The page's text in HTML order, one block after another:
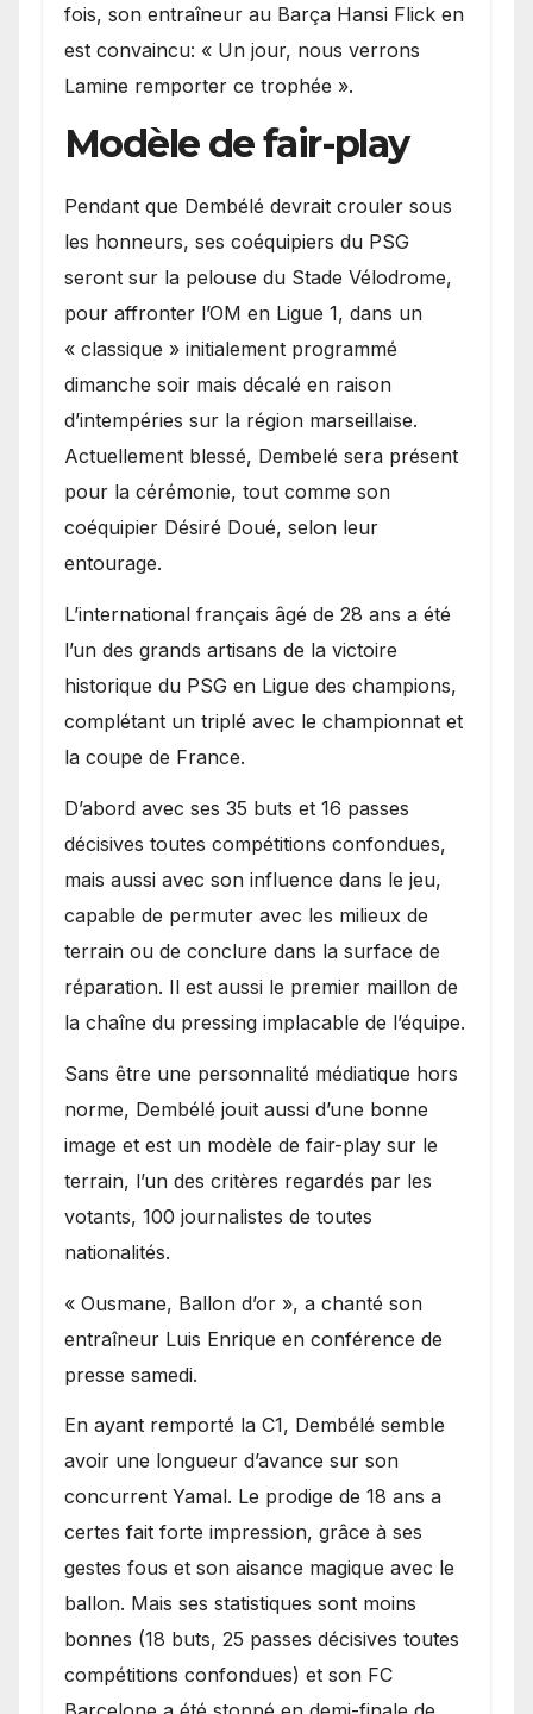
fois, son entraîneur au Barça Hansi Flick en
est convaincu: « Un jour, nous verrons
Lamine remporter ce trophée ».
Modèle de fair-play
Pendant que Dembélé devrait crouler sous
les honneurs, ses coéquipiers du PSG
seront sur la pelouse du Stade Vélodrome,
pour affronter l’OM en Ligue 1, dans un
« classique » initialement programmé
dimanche soir mais décalé en raison
d’intempéries sur la région marseillaise.
Actuellement blessé, Dembelé sera présent
pour la cérémonie, tout comme son
coéquipier Désiré Doué, selon leur
entourage.
L’international français âgé de 28 ans a été
l’un des grands artisans de la victoire
historique du PSG en Ligue des champions,
complétant un triplé avec le championnat et
la coupe de France.
D’abord avec ses 35 buts et 16 passes
décisives toutes compétitions confondues,
mais aussi avec son influence dans le jeu,
capable de permuter avec les milieux de
terrain ou de conclure dans la surface de
réparation. Il est aussi le premier maillon de
la chaîne du pressing implacable de l’équipe.
Sans être une personnalité médiatique hors
norme, Dembélé jouit aussi d’une bonne
image et est un modèle de fair-play sur le
terrain, l’un des critères regardés par les
votants, 100 journalistes de toutes
nationalités.
« Ousmane, Ballon d’or », a chanté son
entraîneur Luis Enrique en conférence de
presse samedi.
En ayant remporté la C1, Dembélé semble
avoir une longueur d’avance sur son
concurrent Yamal. Le prodige de 18 ans a
certes fait forte impression, grâce à ses
gestes fous et son aisance magique avec le
ballon. Mais ses statistiques sont moins
bonnes (18 buts, 25 passes décisives toutes
compétitions confondues) et son FC